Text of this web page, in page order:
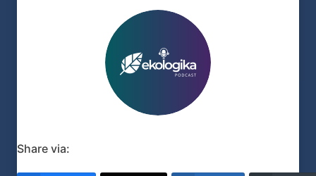
Share via: